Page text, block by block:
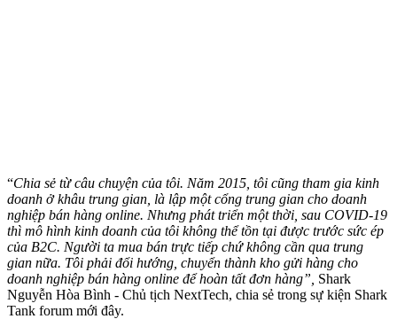
“Chia sẻ từ câu chuyện của tôi. Năm 2015, tôi cũng tham gia kinh
doanh ở khâu trung gian, là lập một cổng trung gian cho doanh
nghiệp bán hàng online. Nhưng phát triển một thời, sau COVID-19
thì mô hình kinh doanh của tôi không thể tồn tại được trước sức ép
của B2C. Người ta mua bán trực tiếp chứ không cần qua trung
gian nữa. Tôi phải đổi hướng, chuyển thành kho gửi hàng cho
doanh nghiệp bán hàng online để hoàn tất đơn hàng”, Shark
Nguyễn Hòa Bình - Chủ tịch NextTech, chia sẻ trong sự kiện Shark
Tank forum mới đây.